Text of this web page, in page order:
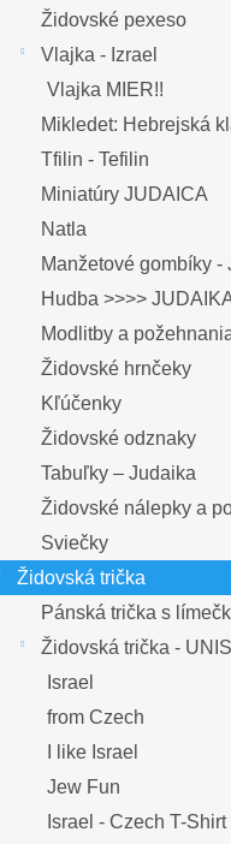
Židovské pexeso
Vlajka - Izrael
Vlajka MIER!!
Mikledet: Hebrejská
Tfilin - Tefilin
Miniatúry JUDAICA
Natla
Manžetové gombíky -
Hudba >>>>
Modlitby a
Židovské hrnčeky
Kľúčenky
Židovské odznaky
Tabuľky – Judaika
Židovské nálepky a
Sviečky
Židovská trička
Pánská trička s
Židovská trička -
Israel
from Czech
I like Israel
Jew Fun
Israel - Czech T-Shirt